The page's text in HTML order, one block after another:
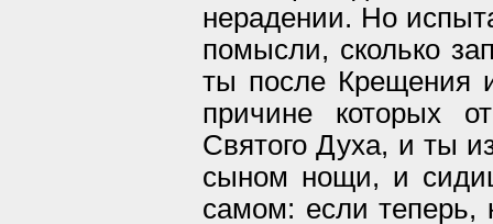
нерадении. Но
помысли, сколько
ты после Крещения
причине которых
Святого Духа, и ты
сыном нощи, и
самом: если теперь,